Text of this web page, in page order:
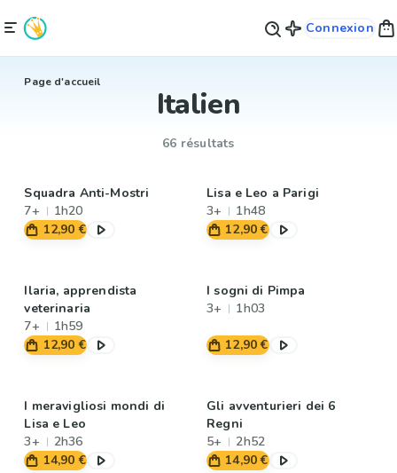
Connexion
Page d'accueil
Italien
66 résultats
Squadra Anti-Mostri
7+
1h20
12,90 €
Lisa e Leo a Parigi
3+
1h48
12,90 €
Ilaria, apprendista
veterinaria
7+
1h59
12,90 €
I sogni di Pimpa
3+
1h03
12,90 €
I meravigliosi mondi di
Lisa e Leo
3+
2h36
14,90 €
Gli avventurieri dei 6
Regni
5+
2h52
14,90 €